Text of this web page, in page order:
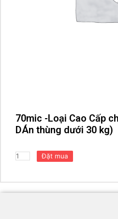
70mic -Loại Cao Cấp
DÁn thùng dưới 30 kg)